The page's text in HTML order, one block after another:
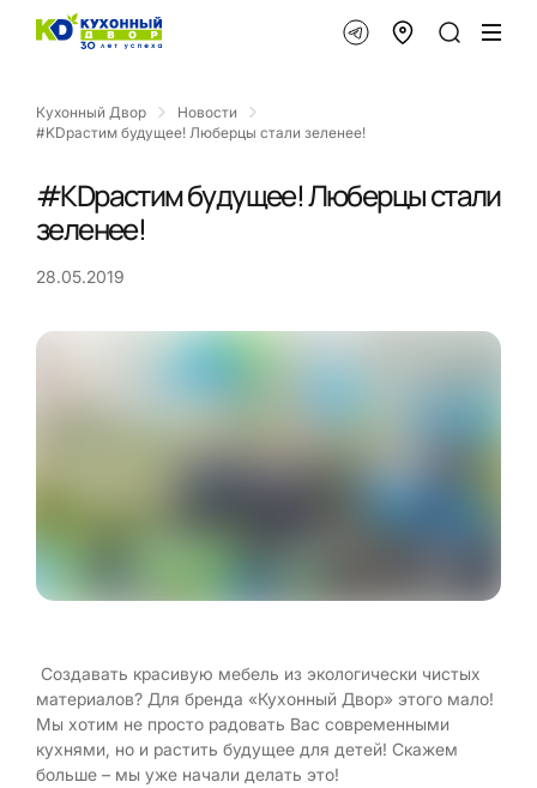
Кухонный Двор
Новости
#KDрастим будущее! Люберцы стали зеленее!
#KDрастим будущее! Люберцы стали
зеленее!
28.05.2019
Создавать красивую мебель из экологически чистых
материалов? Для бренда «Кухонный Двор» этого мало!
Мы хотим не просто радовать Вас современными
кухнями, но и растить будущее для детей! Скажем
больше – мы уже начали делать это!